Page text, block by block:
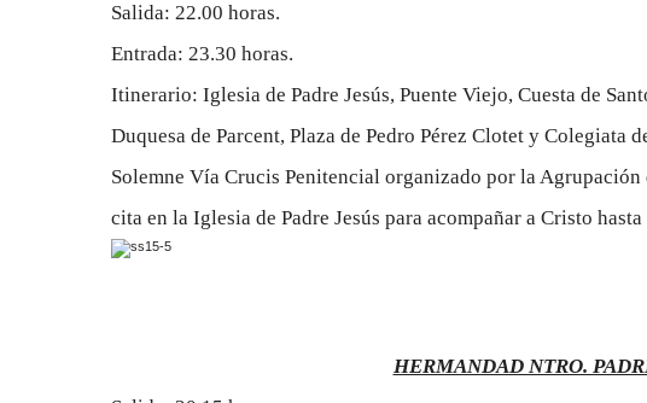
Salida: 22.00 horas.
Entrada: 23.30 horas.
Itinerario: Iglesia de Padre Jesús, Puente Viejo, Cuesta de
Duquesa de Parcent, Plaza de Pedro Pérez Clotet y Colegiata
Solemne Vía Crucis Penitencial organizado por la
cita en la Iglesia de Padre Jesús para acompañar a Cristo
HERMANDAD NTRO.